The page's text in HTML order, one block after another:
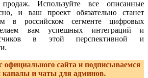
Используйте все описанные
и ваш проект обязательно станет
в российском сегменте цифровых
вам успешных интеграций и
в этой перспективной и
официального сайта и подписываемся
и чаты для админов.